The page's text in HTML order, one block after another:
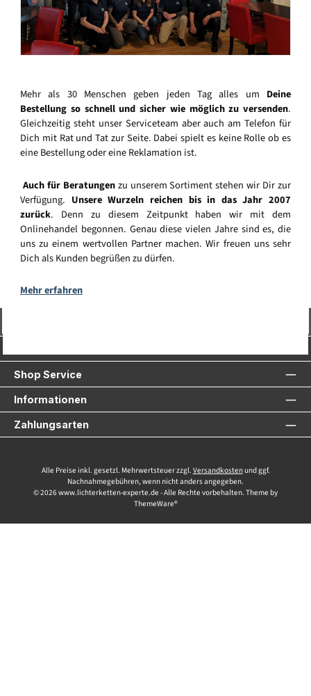
Mehr als 30 Menschen geben jeden Tag alles um Deine
Bestellung so schnell und sicher wie möglich zu versenden.
Gleichzeitig steht unser Serviceteam aber auch am Telefon für
Dich mit Rat und Tat zur Seite. Dabei spielt es keine Rolle ob es
eine Bestellung oder eine Reklamation ist.
Auch für Beratungenzu unserem Sortiment stehen wir Dir zur
Verfügung. Unsere Wurzeln reichen bis in das Jahr 2007
zurück. Denn zu diesem Zeitpunkt haben wir mit dem
Onlinehandel begonnen. Genau diese vielen Jahre sind es, die
uns zu einem wertvollen Partner machen. Wir freuen uns sehr
Dich als Kunden begrüßen zu dürfen.
Mehr erfahren
Shop Service
Informationen
Zahlungsarten
Alle Preise inkl. gesetzl. Mehrwertsteuer zzgl. Versandkostenund ggf.
Nachnahmegebühren, wenn nicht anders angegeben.
© 2026 www.lichterketten-experte.de - Alle Rechte vorbehalten. Theme by
ThemeWare®